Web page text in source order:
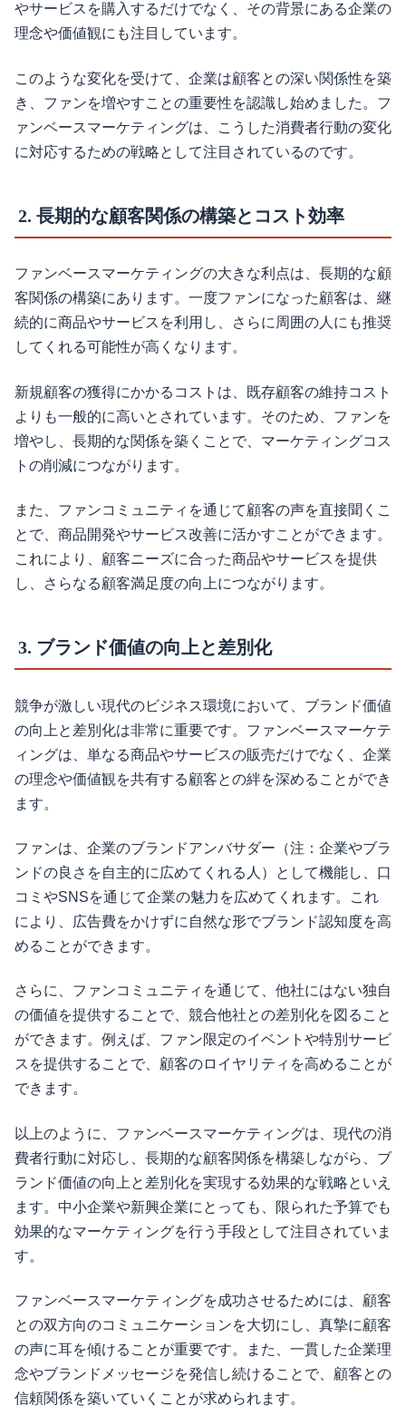
やサービスを購入するだけでなく、その背景にある企業の
理念や価値観にも注目しています。
このような変化を受けて、企業は顧客との深い関係性を築
き、ファンを増やすことの重要性を認識し始めました。フ
ァンベースマーケティングは、こうした消費者行動の変化
に対応するための戦略として注目されているのです。
2. 長期的な顧客関係の構築とコスト効率
ファンベースマーケティングの大きな利点は、長期的な顧
客関係の構築にあります。一度ファンになった顧客は、継
続的に商品やサービスを利用し、さらに周囲の人にも推奨
してくれる可能性が高くなります。
新規顧客の獲得にかかるコストは、既存顧客の維持コスト
よりも一般的に高いとされています。そのため、ファンを
増やし、長期的な関係を築くことで、マーケティングコス
トの削減につながります。
また、ファンコミュニティを通じて顧客の声を直接聞くこ
とで、商品開発やサービス改善に活かすことができます。
これにより、顧客ニーズに合った商品やサービスを提供
し、さらなる顧客満足度の向上につながります。
3. ブランド価値の向上と差別化
競争が激しい現代のビジネス環境において、ブランド価値
の向上と差別化は非常に重要です。ファンベースマーケテ
ィングは、単なる商品やサービスの販売だけでなく、企業
の理念や価値観を共有する顧客との絆を深めることができ
ます。
ファンは、企業のブランドアンバサダー（注：企業やブラ
ンドの良さを自主的に広めてくれる人）として機能し、口
コミやSNSを通じて企業の魅力を広めてくれます。これ
により、広告費をかけずに自然な形でブランド認知度を高
めることができます。
さらに、ファンコミュニティを通じて、他社にはない独自
の価値を提供することで、競合他社との差別化を図ること
ができます。例えば、ファン限定のイベントや特別サービ
スを提供することで、顧客のロイヤリティを高めることが
できます。
以上のように、ファンベースマーケティングは、現代の消
費者行動に対応し、長期的な顧客関係を構築しながら、ブ
ランド価値の向上と差別化を実現する効果的な戦略といえ
ます。中小企業や新興企業にとっても、限られた予算でも
効果的なマーケティングを行う手段として注目されていま
す。
ファンベースマーケティングを成功させるためには、顧客
との双方向のコミュニケーションを大切にし、真摯に顧客
の声に耳を傾けることが重要です。また、一貫した企業理
念やブランドメッセージを発信し続けることで、顧客との
信頼関係を築いていくことが求められます。